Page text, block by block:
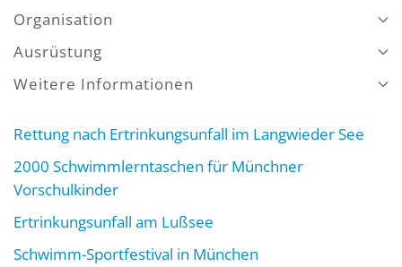
Organisation
Ausrüstung
Weitere Informationen
Rettung nach Ertrinkungsunfall im Langwieder See
2000 Schwimmlerntaschen für Münchner
Vorschulkinder
Ertrinkungsunfall am Lußsee
Schwimm-Sportfestival in München